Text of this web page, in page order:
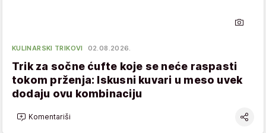
KULINARSKI TRIKOVI 02.08.2026.
Trik za sočne ćufte koje se neće raspasti
tokom prženja: Iskusni kuvari u meso uvek
dodaju ovu kombinaciju
Komentariši